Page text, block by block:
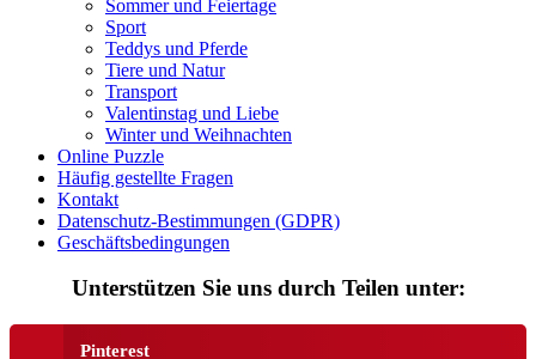
Valentinstag und Liebe
Winter und Weihnachten
Unkategorisiert
Sommer und Feiertage
Sport
Teddys und Pferde
Tiere und Natur
Transport
Valentinstag und Liebe
Winter und Weihnachten
Online Puzzle
Häufig gestellte Fragen
Kontakt
Datenschutz-Bestimmungen (GDPR)
Geschäftsbedingungen
Unterstützen Sie uns durch Teilen unter:
Pinterest